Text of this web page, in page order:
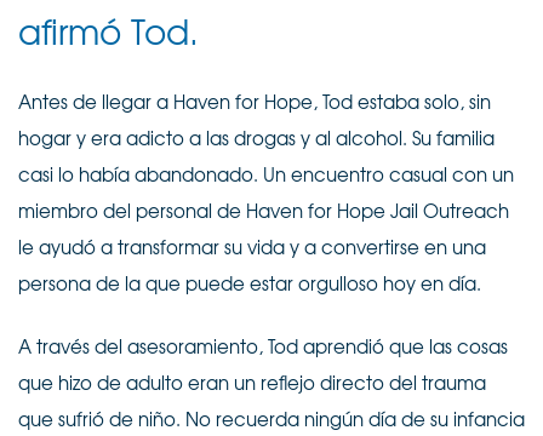
afirmó Tod.
Antes de llegar a Haven for Hope, Tod estaba solo, sin
hogar y era adicto a las drogas y al alcohol. Su familia
casi lo había abandonado. Un encuentro casual con un
miembro del personal de Haven for Hope Jail Outreach
le ayudó a transformar su vida y a convertirse en una
persona de la que puede estar orgulloso hoy en día.
A través del asesoramiento, Tod aprendió que las cosas
que hizo de adulto eran un reflejo directo del trauma
que sufrió de niño. No recuerda ningún día de su infancia